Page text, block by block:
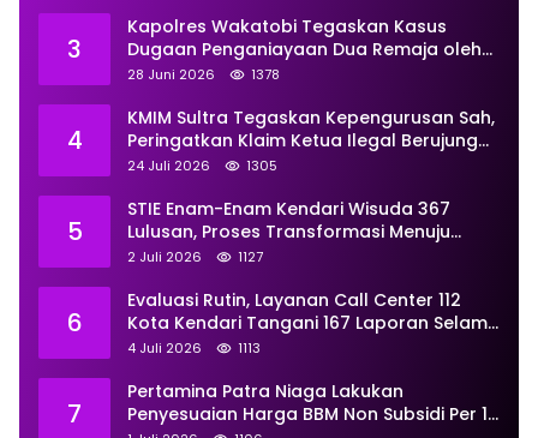
3
Kapolres Wakatobi Tegaskan Kasus
Dugaan Penganiayaan Dua Remaja oleh
Dua Anggota Ditangani Secara
28 Juni 2026 1378
4
KMIM Sultra Tegaskan Kepengurusan Sah,
Peringatkan Klaim Ketua Ilegal Berujung
Proses Hukum
24 Juli 2026 1305
5
STIE Enam-Enam Kendari Wisuda 367
Lulusan, Proses Transformasi Menuju
Universitas Resmi Diterima
2 Juli 2026 1127
6
Evaluasi Rutin, Layanan Call Center 112
Kota Kendari Tangani 167 Laporan Selama
Juni
4 Juli 2026 1113
7
Pertamina Patra Niaga Lakukan
Penyesuaian Harga BBM Non Subsidi Per 1